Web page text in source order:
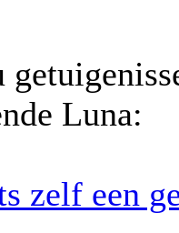
Luna:
zelf een